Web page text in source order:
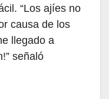
“Los ajíes no
causa de los
llegado a
señaló